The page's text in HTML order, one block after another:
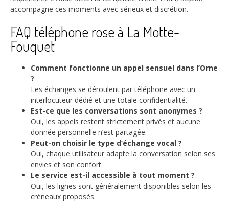
accompagne ces moments avec sérieux et discrétion.
FAQ téléphone rose à La Motte-
Fouquet
Comment fonctionne un appel sensuel dans l’Orne
?
Les échanges se déroulent par téléphone avec un
interlocuteur dédié et une totale confidentialité.
Est-ce que les conversations sont anonymes ?
Oui, les appels restent strictement privés et aucune
donnée personnelle n’est partagée.
Peut-on choisir le type d’échange vocal ?
Oui, chaque utilisateur adapte la conversation selon ses
envies et son confort.
Le service est-il accessible à tout moment ?
Oui, les lignes sont généralement disponibles selon les
créneaux proposés.